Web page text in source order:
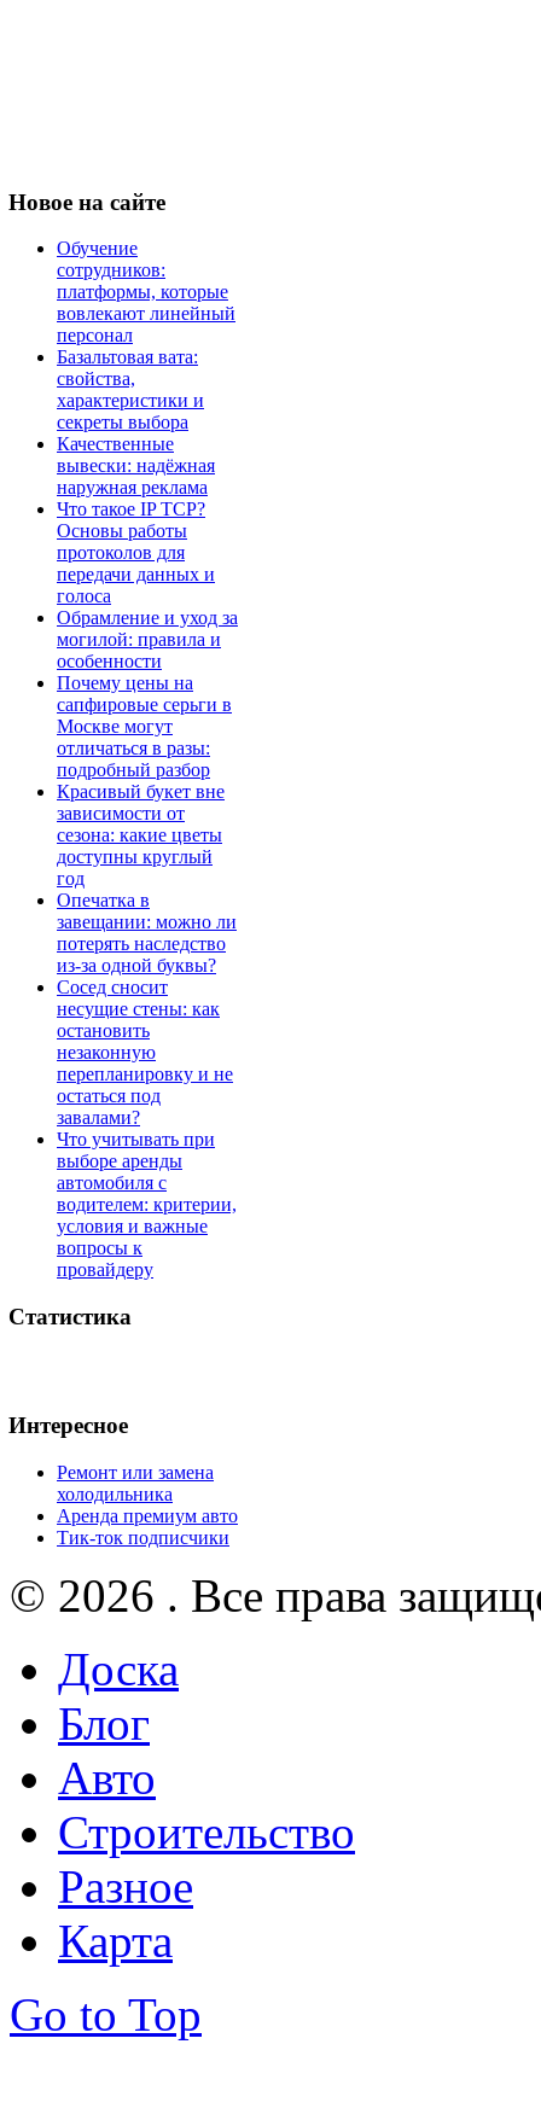
Новое на сайте
Обучение
сотрудников:
платформы, которые
вовлекают линейный
персонал
Базальтовая вата:
свойства,
характеристики и
секреты выбора
Качественные
вывески: надёжная
наружная реклама
Что такое IP TCP?
Основы работы
протоколов для
передачи данных и
голоса
Обрамление и уход за
могилой: правила и
особенности
Почему цены на
сапфировые серьги в
Москве могут
отличаться в разы:
подробный разбор
Красивый букет вне
зависимости от
сезона: какие цветы
доступны круглый
год
Опечатка в
завещании: можно ли
потерять наследство
из-за одной буквы?
Сосед сносит
несущие стены: как
остановить
незаконную
перепланировку и не
остаться под
завалами?
Что учитывать при
выборе аренды
автомобиля с
водителем: критерии,
условия и важные
вопросы к
провайдеру
Статистика
Интересное
Ремонт или замена
холодильника
Аренда премиум авто
Тик-ток подписчики
© 2026 . Все права
Доска
Блог
Авто
Строительство
Разное
Карта
Go to Top